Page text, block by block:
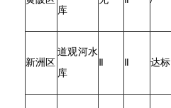
库
新洲区
道观河水
库
达标